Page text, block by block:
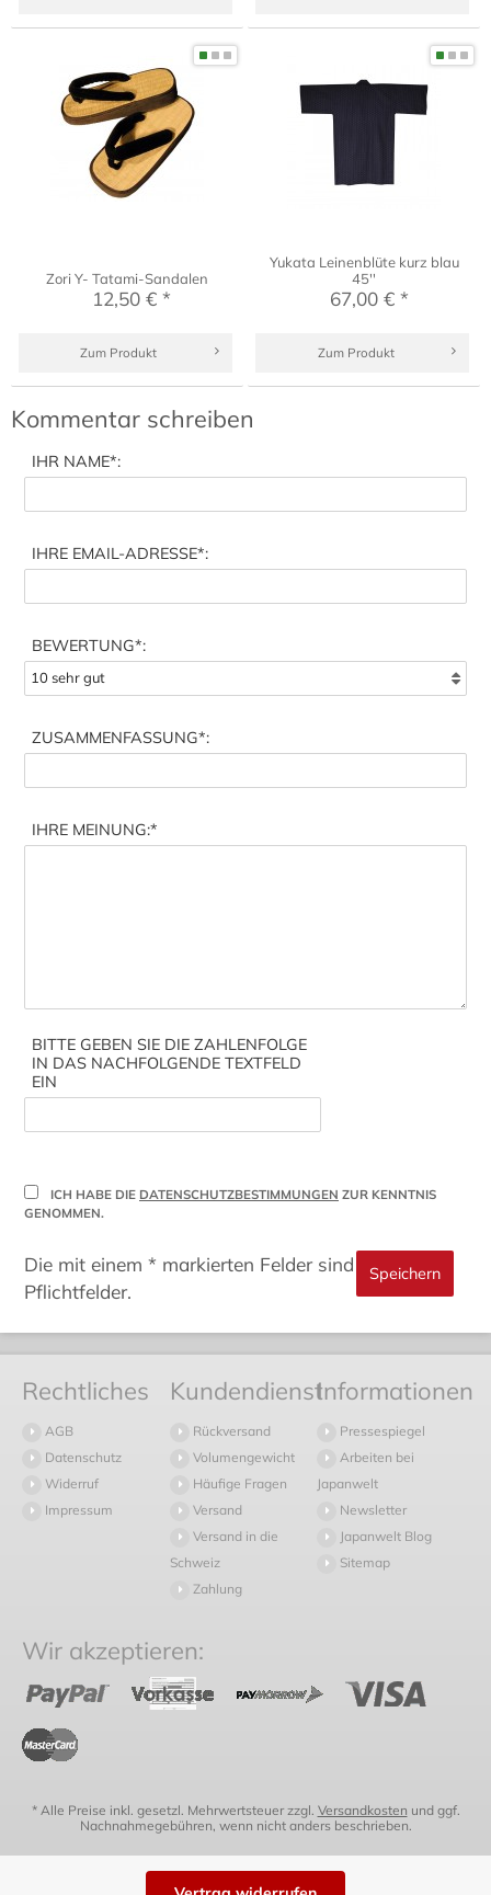
Zori Y- Tatami-Sandalen
12,50 € *
Zum Produkt
Yukata Leinenblüte kurz blau
45''
67,00 € *
Zum Produkt
Kommentar schreiben
IHR NAME*:
IHRE EMAIL-ADRESSE*:
BEWERTUNG*:
ZUSAMMENFASSUNG*:
IHRE MEINUNG:*
BITTE GEBEN SIE DIE ZAHLENFOLGE
IN DAS NACHFOLGENDE TEXTFELD
EIN
ICH HABE DIE DATENSCHUTZBESTIMMUNGEN ZUR KENNTNIS
GENOMMEN.
Die mit einem * markierten Felder sind
Pflichtfelder.
Rechtliches
AGB
Datenschutz
Widerruf
Impressum
Kundendienst
Rückversand
Volumengewicht
Häufige Fragen
Versand
Versand in die
Schweiz
Zahlung
Informationen
Pressespiegel
Arbeiten bei
Japanwelt
Newsletter
Japanwelt Blog
Sitemap
Wir akzeptieren:
* Alle Preise inkl. gesetzl. Mehrwertsteuer zzgl. Versandkosten und ggf.
Nachnahmegebühren, wenn nicht anders beschrieben.